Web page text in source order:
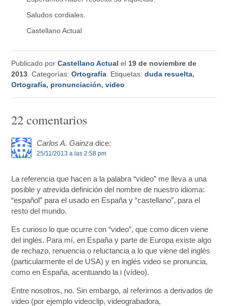
Saludos cordiales.
Castellano Actual
Publicado porCastellano Actual el 19 de noviembre de
2013 . Categorías:Ortografía . Etiquetas:duda resuelta,
Ortografía, pronunciación,video
22 comentarios
Carlos A. Gainza dice:
25/11/2013 a las 2:58 pm
La referencia que hacen a la palabra “video” me lleva a una
posible y atrevida definición del nombre de nuestro idioma:
“español” para el usado en España y “castellano”, para el
resto del mundo.
Es curioso lo que ocurre con “video”, que como dicen viene
del inglés. Para mí, en España y parte de Europa existe algo
de rechazo, renuencia o reluctancia a lo que viene del inglés
(particularmente el de USA) y en inglés video se pronuncia,
como en España, acentuando la i (vídeo).
Entre nosotros, no. Sin embargo, al referirnos a derivados de
video (por ejemplo videoclip, videograbadora,